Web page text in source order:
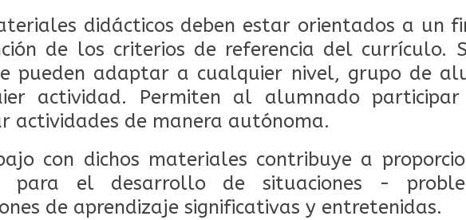
didácticos deben estar orientados a un
de los criterios de referencia del currículo. S
pueden adaptar a cualquier nivel, grupo de
actividad. Permiten al alumnado
actividades de manera autónoma.
con dichos materiales contribuye a
para el desarrollo de situaciones -
de aprendizaje significativas y entretenidas.